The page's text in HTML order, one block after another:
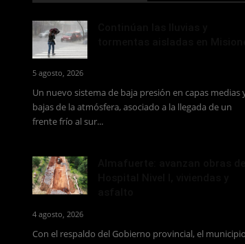
5 agosto, 2026
Un nuevo sistema de baja presión en capas medias
bajas de la atmósfera, asociado a la llegada de un
frente frío al sur...
4 agosto, 2026
Con el respaldo del Gobierno provincial, el municipio